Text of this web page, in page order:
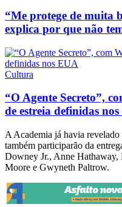
“Me protege de muita
explica por que não
Cultura
“O Agente Secreto”,
de estreia definidas
A Academia já havia
também participarão da
Downey Jr., Anne Hathaway,
Moore e Gwyneth Paltrow.